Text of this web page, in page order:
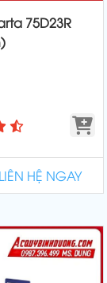
75D23R
HỆ NGAY